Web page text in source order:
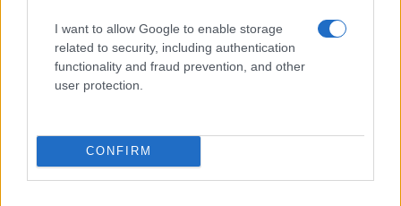
I want to allow Google to enable storage
related to security, including authentication
functionality and fraud prevention, and other
user protection.
CONFIRM
Kategorije: Policijsko poročilo PU Celje